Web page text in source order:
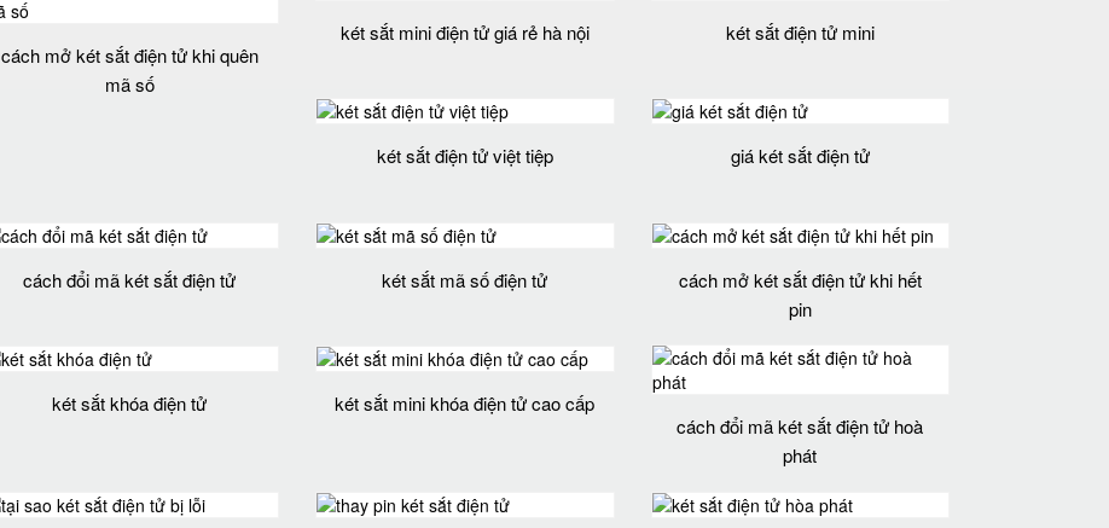
cách mở két sắt điện tử khi quên
mã số
két sắt mini điện tử giá rẻ hà nội két sắt điện tử mini
két sắt điện tử việt tiệp giá két sắt điện tử
cách đổi mã két sắt điện tử két sắt mã số điện tử
cách mở két sắt điện tử khi hết
pin
két sắt khóa điện tử
két sắt mini khóa điện tử cao cấp
cách đổi mã két sắt điện tử hoà
phát